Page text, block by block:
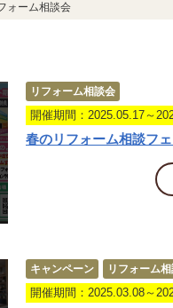
ォーム相談会
リフォーム相談会
開催期間：2025.05.17～
春のリフォーム相談フ
キャンペーン リフォーム
開催期間：2025.03.08～